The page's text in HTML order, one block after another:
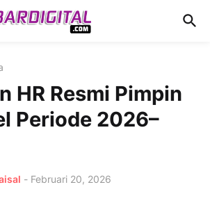
HR Resmi Pimpin
Periode 2026–
- Februari 20, 2026